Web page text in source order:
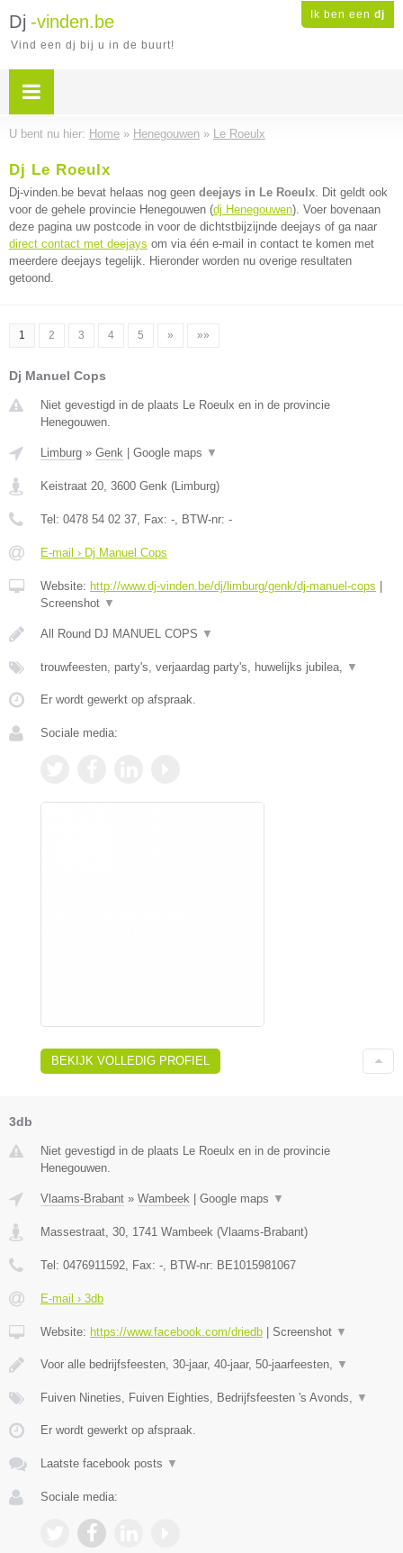
Ik ben een dj
Dj -vinden.be
Vind een dj bij u in de buurt!
U bent nu hier: Home » Henegouwen » Le Roeulx
Dj Le Roeulx
Dj-vinden.be bevat helaas nog geen deejays in Le Roeulx. Dit geldt ook
voor de gehele provincie Henegouwen (dj Henegouwen). Voer bovenaan
deze pagina uw postcode in voor de dichtstbijzijnde deejays of ga naar
direct contact met deejays om via één e-mail in contact te komen met
meerdere deejays tegelijk. Hieronder worden nu overige resultaten
getoond.
1 2 3 4 5 » »»
Dj Manuel Cops
Niet gevestigd in de plaats Le Roeulx en in de provincie
Henegouwen.
Limburg » Genk Google maps ▼
Keistraat 20, 3600 Genk (Limburg)
Tel: 0478 54 02 37, Fax: -, BTW-nr: -
E-mail › Dj Manuel Cops
Website: http://www.dj-vinden.be/dj/limburg/genk/dj-manuel-cops
Screenshot ▼
All Round DJ MANUEL COPS ▼
trouwfeesten, party's, verjaardag party's, huwelijks jubilea, ▼
Er wordt gewerkt op afspraak.
Sociale media:
BEKIJK VOLLEDIG PROFIEL
3db
Niet gevestigd in de plaats Le Roeulx en in de provincie
Henegouwen.
Vlaams-Brabant » Wambeek Google maps ▼
Massestraat, 30 1741 Wambeek (Vlaams-Brabant)
Tel: 0476911592 , Fax: - , BTW-nr: BE1015981067
E-mail › 3db
Website: https://www.facebook.com/driedb Screenshot ▼
Voor alle bedrijfsfeesten, 30-jaar, 40-jaar, 50-jaarfeesten, ▼
Fuiven Nineties, Fuiven Eighties, Bedrijfsfeesten 's Avonds, ▼
Er wordt gewerkt op afspraak.
Laatste facebook posts ▼
Sociale media: